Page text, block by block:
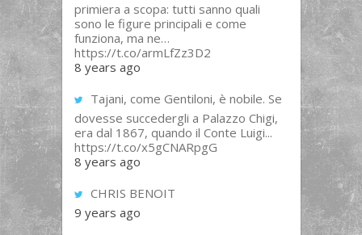
primiera a scopa: tutti sanno quali
sono le figure principali e come
funziona, ma ne…
https://t.co/armLfZz3D2
8 years ago
Tajani, come Gentiloni, è nobile. Se
dovesse succedergli a Palazzo Chigi,
era dal 1867, quando il Conte Luigi...
https://t.co/x5gCNARpgG
8 years ago
CHRIS BENOIT
9 years ago